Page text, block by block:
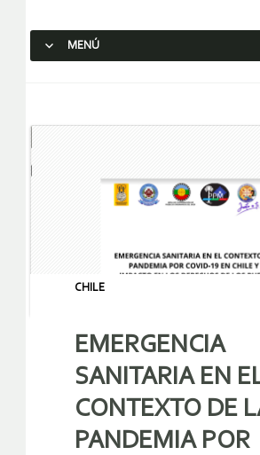
MENÚ
CHILE
EMERGENCIA
SANITARIA EN
CONTEXTO DE
PANDEMIA POR